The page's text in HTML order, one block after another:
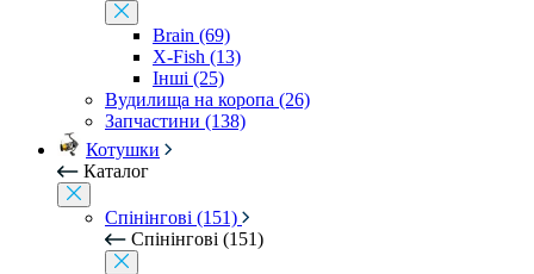
Brain (69)
X-Fish (13)
Інші (25)
Вудилища на коропа (26)
Запчастини (138)
Котушки
Каталог
Спінінгові (151)
Спінінгові (151)